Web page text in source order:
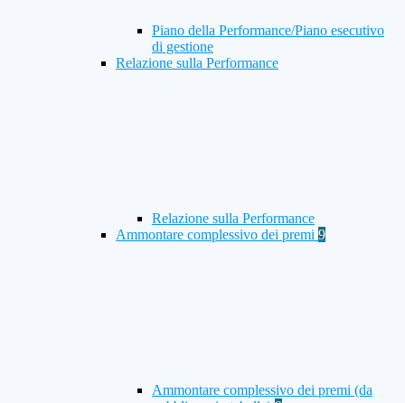
Piano della Performance/Piano esecutivo
di gestione
Relazione sulla Performance
Relazione sulla Performance
Ammontare complessivo dei premi 9
Ammontare complessivo dei premi (da